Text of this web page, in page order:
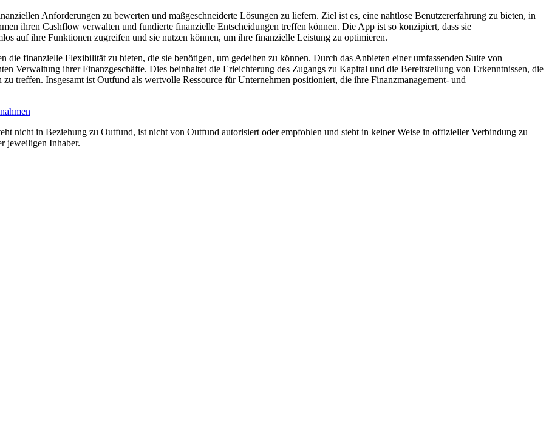
Anforderungen zu bewerten und maßgeschneiderte Lösungen zu liefern. Ziel ist es, eine nahtlose Benutzererfahrung zu bieten, in
ihren Cashflow verwalten und fundierte finanzielle Entscheidungen treffen können. Die App ist so konzipiert, dass sie
auf ihre Funktionen zugreifen und sie nutzen können, um ihre finanzielle Leistung zu optimieren.
finanzielle Flexibilität zu bieten, die sie benötigen, um gedeihen zu können. Durch das Anbieten einer umfassenden Suite von
Verwaltung ihrer Finanzgeschäfte. Dies beinhaltet die Erleichterung des Zugangs zu Kapital und die Bereitstellung von Erkenntnissen, die
treffen. Insgesamt ist Outfund als wertvolle Ressource für Unternehmen positioniert, die ihre Finanzmanagement- und
nicht in Beziehung zu Outfund, ist nicht von Outfund autorisiert oder empfohlen und steht in keiner Weise in offizieller Verbindung zu
jeweiligen Inhaber.